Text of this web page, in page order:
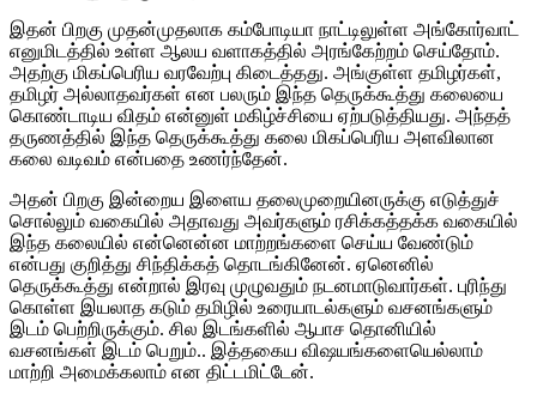
இதன் பிறகு முதன்முதலாக கம்போடியா நாட்டிலுள்ள அங்கோர்வாட்
எனுமிடத்தில் உள்ள ஆலய வளாகத்தில் அரங்கேற்றம் செய்தோம்.
அதற்கு மிகப்பெரிய வரவேற்பு கிடைத்தது. அங்குள்ள தமிழர்கள்,
தமிழர் அல்லாதவர்கள் என பலரும் இந்த தெருக்கூத்து கலையை
கொண்டாடிய விதம் என்னுள் மகிழ்ச்சியை ஏற்படுத்தியது. அந்தத்
தருணத்தில் இந்த தெருக்கூத்து கலை மிகப்பெரிய அளவிலான
கலை வடிவம் என்பதை உணர்ந்தேன்.
அதன் பிறகு இன்றைய இளைய தலைமுறையினருக்கு எடுத்துச்
சொல்லும் வகையில் அதாவது அவர்களும் ரசிக்கத்தக்க வகையில்
இந்த கலையில் என்னென்ன மாற்றங்களை செய்ய வேண்டும்
என்பது குறித்து சிந்திக்கத் தொடங்கினேன். ஏனெனில்
தெருக்கூத்து என்றால் இரவு முழுவதும் நடனமாடுவார்கள். புரிந்து
கொள்ள இயலாத கடும் தமிழில் உரையாடல்களும் வசனங்களும்
இடம் பெற்றிருக்கும். சில இடங்களில் ஆபாச தொனியில்
வசனங்கள் இடம் பெறும்.. இத்தகைய விஷயங்களையெல்லாம்
மாற்றி அமைக்கலாம் என திட்டமிட்டேன்.